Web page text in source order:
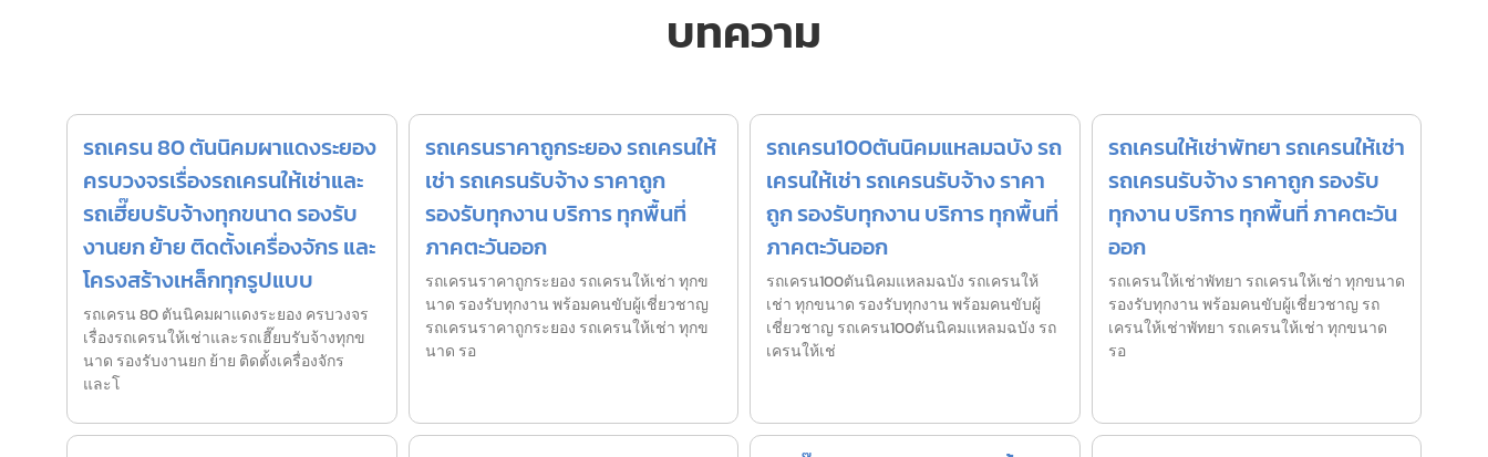
บทความ
รถเครน 80 ตันนิคมผาแดงระยอง
ครบวงจรเรื่องรถเครนให้เช่าและ
รถเฮี๊ยบรับจ้างทุกขนาด รองรับ
งานยก ย้าย ติดตั้งเครื่องจักร และ
โครงสร้างเหล็กทุกรูปแบบ
รถเครน 80 ตันนิคมผาแดงระยอง ครบวงจร
เรื่องรถเครนให้เช่าและรถเฮี๊ยบรับจ้างทุกข
นาด รองรับงานยก ย้าย ติดตั้งเครื่องจักร
และโ
รถเครนราคาถูกระยอง รถเครนให้
เช่า รถเครนรับจ้าง ราคาถูก
รองรับทุกงาน บริการ ทุกพื้นที่
ภาคตะวันออก
รถเครนราคาถูกระยอง รถเครนให้เช่า ทุกข
นาด รองรับทุกงาน พร้อมคนขับผู้เชี่ยวชาญ
รถเครนราคาถูกระยอง รถเครนให้เช่า ทุกข
นาด รอ
รถเครน100ตันนิคมแหลมฉบัง รถ
เครนให้เช่า รถเครนรับจ้าง ราคา
ถูก รองรับทุกงาน บริการ ทุกพื้นที่
ภาคตะวันออก
รถเครน100ตันนิคมแหลมฉบัง รถเครนให้
เช่า ทุกขนาด รองรับทุกงาน พร้อมคนขับผู้
เชี่ยวชาญ รถเครน100ตันนิคมแหลมฉบัง รถ
เครนให้เช่
รถเครนให้เช่าพัทยา รถเครนให้เช่า
รถเครนรับจ้าง ราคาถูก รองรับ
ทุกงาน บริการ ทุกพื้นที่ ภาคตะวัน
ออก
รถเครนให้เช่าพัทยา รถเครนให้เช่า ทุกขนาด
รองรับทุกงาน พร้อมคนขับผู้เชี่ยวชาญ รถ
เครนให้เช่าพัทยา รถเครนให้เช่า ทุกขนาด
รอ